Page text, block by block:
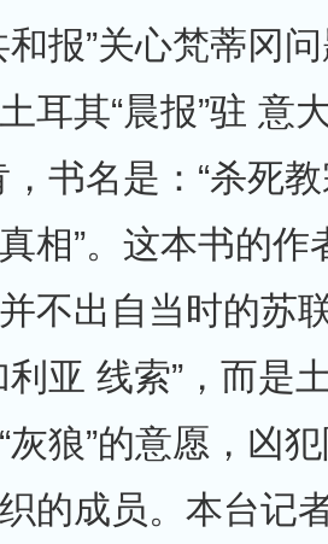
和报”关心梵蒂冈
耳其“晨报”驻 意
，书名是：“杀死
相”。这本书的作
不出自当时的苏
利亚 线索”，而是
灰狼”的意愿，凶
的成员。本台记